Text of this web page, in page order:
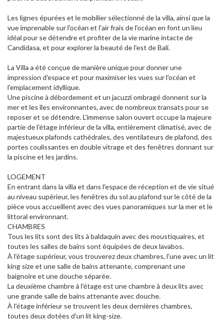
Les lignes épurées et le mobilier sélectionné de la villa, ainsi que la
vue imprenable sur l'océan et l'air frais de l'océan en font un lieu
idéal pour se détendre et profiter de la vie marine intacte de
Candidasa, et pour explorer la beauté de l'est de Bali.
La Villa a été conçue de manière unique pour donner une
impression d'espace et pour maximiser les vues sur l'océan et
l'emplacement idyllique.
Une piscine à débordement et un jacuzzi ombragé donnent sur la
mer et les îles environnantes, avec de nombreux transats pour se
reposer et se détendre. L'immense salon ouvert occupe la majeure
partie de l'étage inférieur de la villa, entièrement climatisé, avec de
majestueux plafonds cathédrales, des ventilateurs de plafond, des
portes coulissantes en double vitrage et des fenêtres donnant sur
la piscine et les jardins.
LOGEMENT
En entrant dans la villa et dans l'espace de réception et de vie situé
au niveau supérieur, les fenêtres du sol au plafond sur le côté de la
pièce vous accueillent avec des vues panoramiques sur la mer et le
littoral environnant.
CHAMBRES
Tous les lits sont des lits à baldaquin avec des moustiquaires, et
toutes les salles de bains sont équipées de deux lavabos.
À l'étage supérieur, vous trouverez deux chambres, l'une avec un lit
king size et une salle de bains attenante, comprenant une
baignoire et une douche séparée.
La deuxième chambre à l'étage est une chambre à deux lits avec
une grande salle de bains attenante avec douche.
À l'étage inférieur se trouvent les deux dernières chambres,
toutes deux dotées d'un lit king-size.